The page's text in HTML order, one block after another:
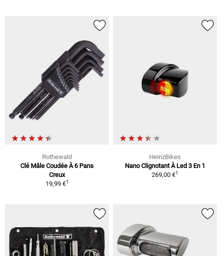
Rothewald
Clé Mâle Coudée À 6 Pans
Creux
19,99 €1
HeinzBikes
Nano Clignotant À Led 3 En 1
269,00 €1